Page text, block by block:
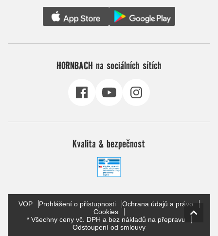
HORNBACH na sociálních sítích
Kvalita & bezpečnost
VOP Prohlášení o přístupnosti
Ochrana údajů a právo
Cookies
* Všechny ceny vč. DPH a bez nákladů na přepravu
Odstoupení od smlouvy